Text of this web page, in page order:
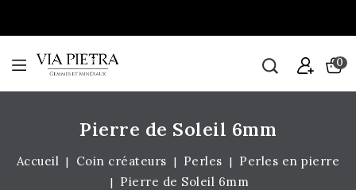
0
Pierre de Soleil 6mm
Accueil Coin créateurs Perles
Perles en pierre
Pierre de Soleil 6mm